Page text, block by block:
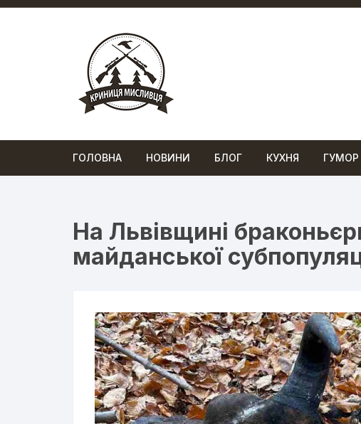
Перейти
ГОЛОВНА НОВИНИ БЛОГ КУХНЯ ГУМОР
На Львівщині
майданської